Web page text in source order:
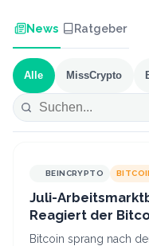
News Ratgeber
Alle MissCrypto
BEINCRYPTO
Juli-
Reagiert der
letzten Mal?
Bitcoin sprang nach